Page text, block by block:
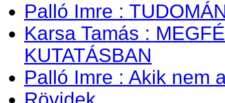
Palló Imre :
Karsa Tamás :
KUTATÁSBAN
Palló Imre : Akik nem